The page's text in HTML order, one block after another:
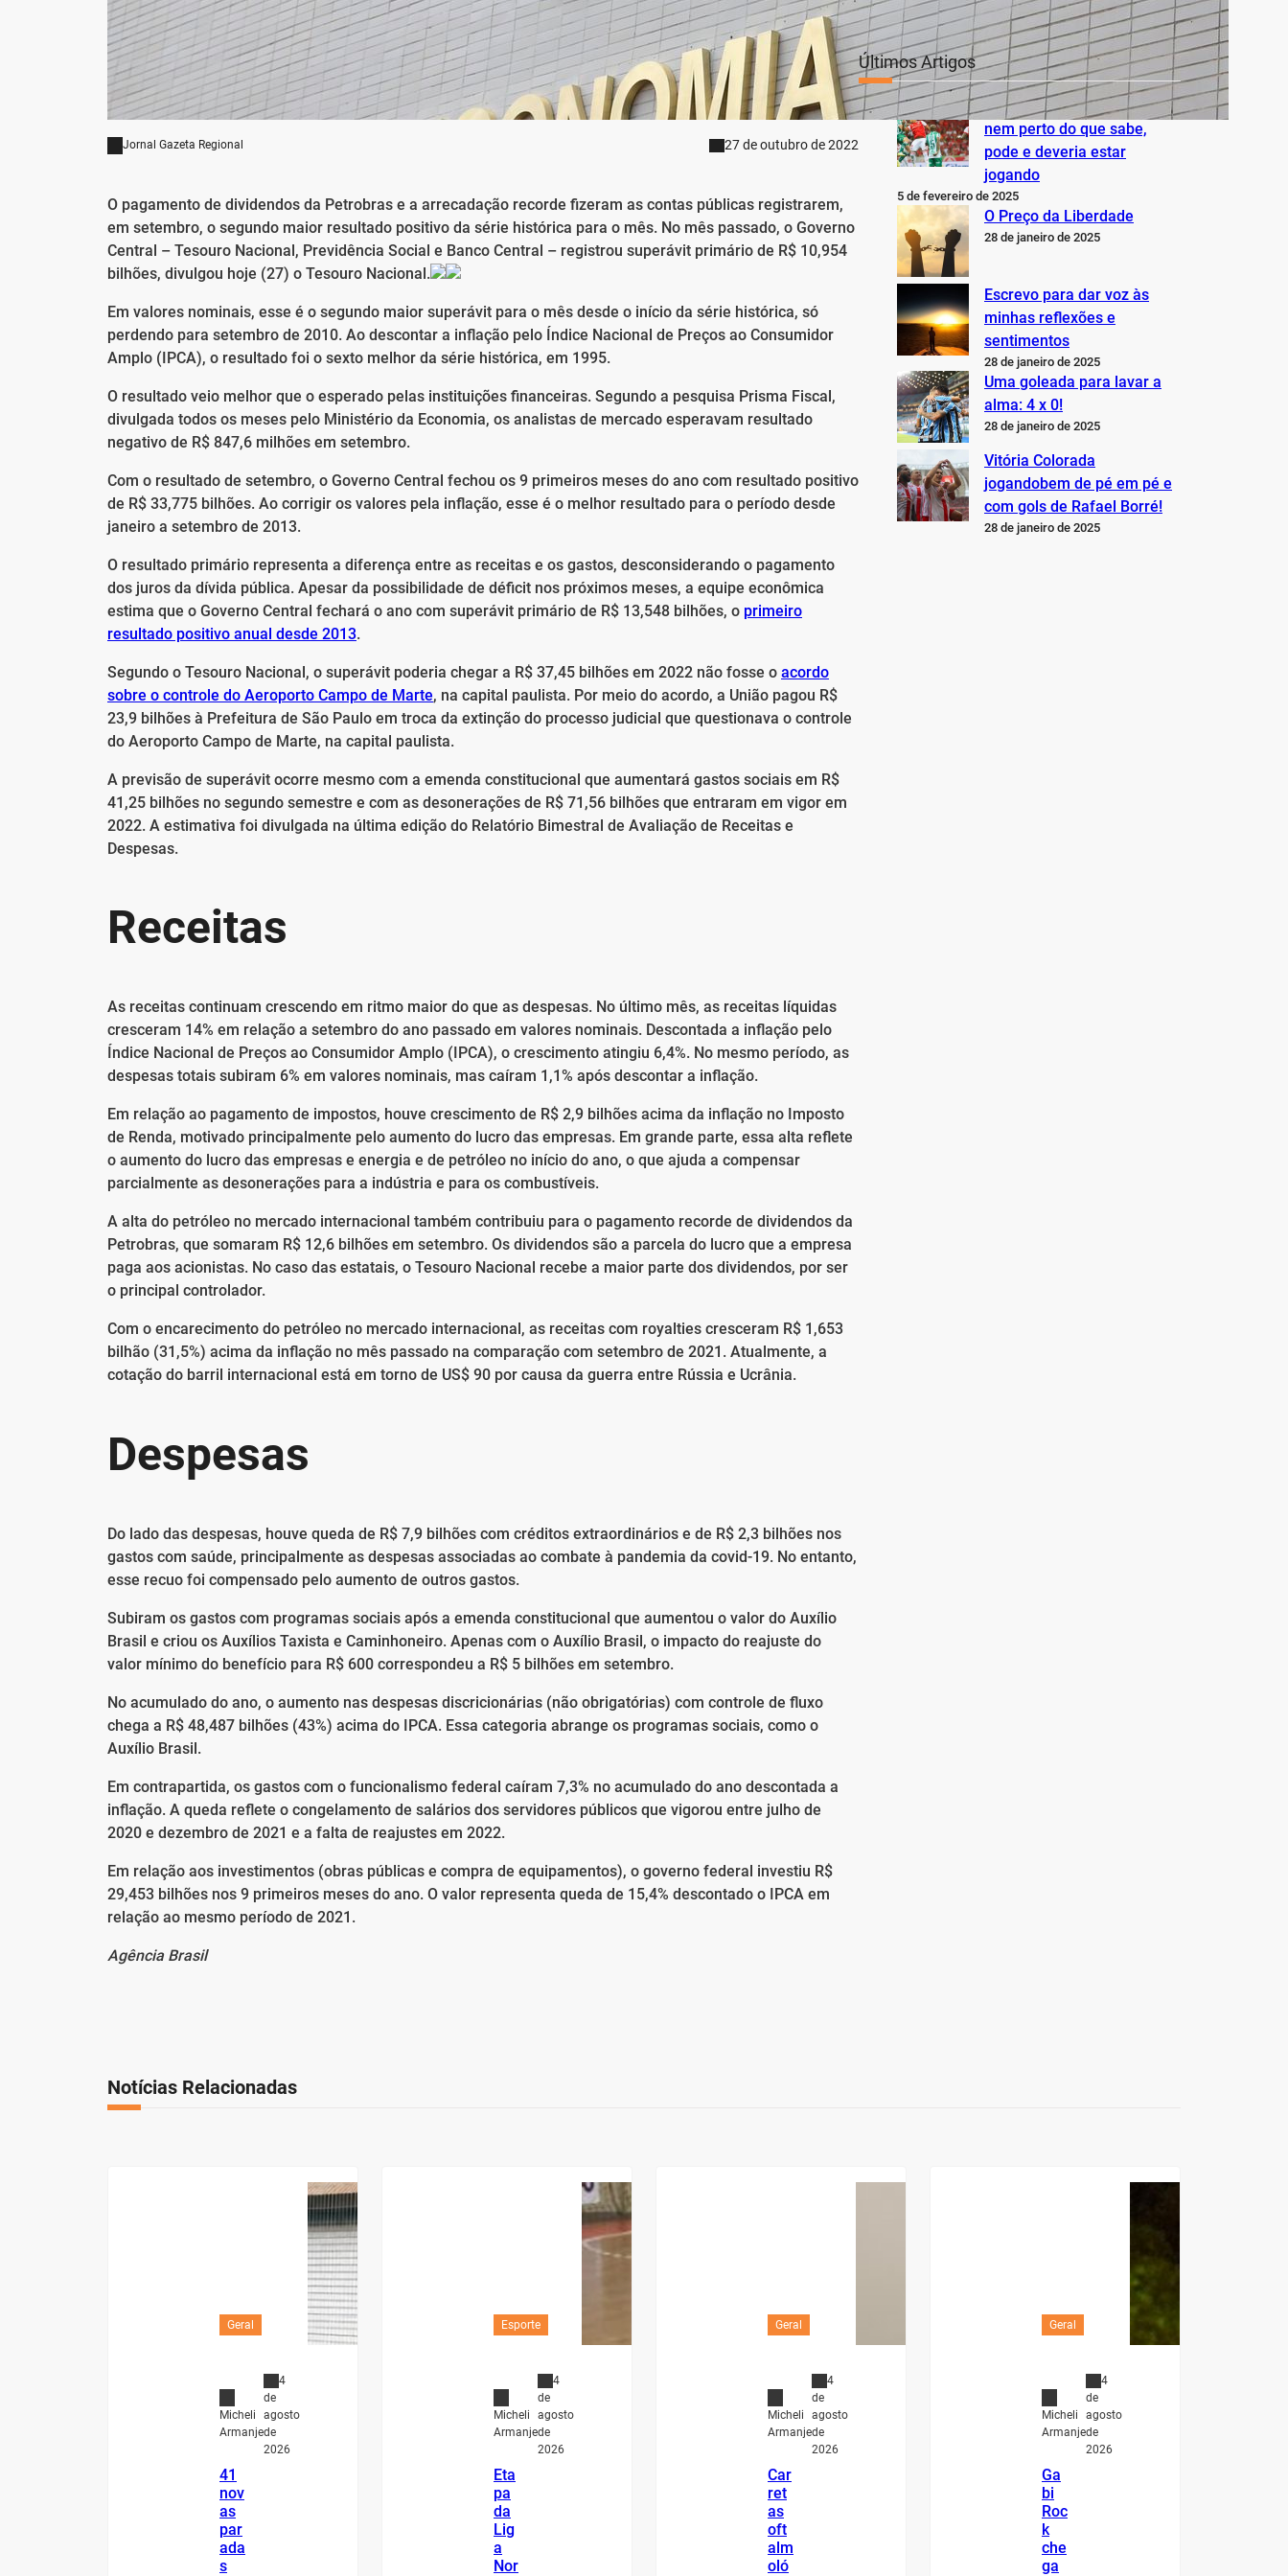
Jornal Gazeta Regional 27 de outubro de 2022
O pagamento de dividendos da Petrobras e a arrecadação recorde fizeram as contas públicas registrarem,
em setembro, o segundo maior resultado positivo da série histórica para o mês. No mês passado, o Governo
Central – Tesouro Nacional, Previdência Social e Banco Central – registrou superávit primário de R$ 10,954
bilhões, divulgou hoje (27) o Tesouro Nacional.
Em valores nominais, esse é o segundo maior superávit para o mês desde o início da série histórica, só
perdendo para setembro de 2010. Ao descontar a inflação pelo Índice Nacional de Preços ao Consumidor
Amplo (IPCA), o resultado foi o sexto melhor da série histórica, em 1995.
O resultado veio melhor que o esperado pelas instituições financeiras. Segundo a pesquisa Prisma Fiscal,
divulgada todos os meses pelo Ministério da Economia, os analistas de mercado esperavam resultado
negativo de R$ 847,6 milhões em setembro.
Com o resultado de setembro, o Governo Central fechou os 9 primeiros meses do ano com resultado positivo
de R$ 33,775 bilhões. Ao corrigir os valores pela inflação, esse é o melhor resultado para o período desde
janeiro a setembro de 2013.
O resultado primário representa a diferença entre as receitas e os gastos, desconsiderando o pagamento
dos juros da dívida pública. Apesar da possibilidade de déficit nos próximos meses, a equipe econômica
estima que o Governo Central fechará o ano com superávit primário de R$ 13,548 bilhões, o primeiro
resultado positivo anual desde 2013.
Segundo o Tesouro Nacional, o superávit poderia chegar a R$ 37,45 bilhões em 2022 não fosse o acordo
sobre o controle do Aeroporto Campo de Marte, na capital paulista. Por meio do acordo, a União pagou R$
23,9 bilhões à Prefeitura de São Paulo em troca da extinção do processo judicial que questionava o controle
do Aeroporto Campo de Marte, na capital paulista.
A previsão de superávit ocorre mesmo com a emenda constitucional que aumentará gastos sociais em R$
41,25 bilhões no segundo semestre e com as desonerações de R$ 71,56 bilhões que entraram em vigor em
2022. A estimativa foi divulgada na última edição do Relatório Bimestral de Avaliação de Receitas e
Despesas.
Receitas
As receitas continuam crescendo em ritmo maior do que as despesas. No último mês, as receitas líquidas
cresceram 14% em relação a setembro do ano passado em valores nominais. Descontada a inflação pelo
Índice Nacional de Preços ao Consumidor Amplo (IPCA), o crescimento atingiu 6,4%. No mesmo período, as
despesas totais subiram 6% em valores nominais, mas caíram 1,1% após descontar a inflação.
Em relação ao pagamento de impostos, houve crescimento de R$ 2,9 bilhões acima da inflação no Imposto
de Renda, motivado principalmente pelo aumento do lucro das empresas. Em grande parte, essa alta reflete
o aumento do lucro das empresas e energia e de petróleo no início do ano, o que ajuda a compensar
parcialmente as desonerações para a indústria e para os combustíveis.
A alta do petróleo no mercado internacional também contribuiu para o pagamento recorde de dividendos da
Petrobras, que somaram R$ 12,6 bilhões em setembro. Os dividendos são a parcela do lucro que a empresa
paga aos acionistas. No caso das estatais, o Tesouro Nacional recebe a maior parte dos dividendos, por ser
o principal controlador.
Com o encarecimento do petróleo no mercado internacional, as receitas com royalties cresceram R$ 1,653
bilhão (31,5%) acima da inflação no mês passado na comparação com setembro de 2021. Atualmente, a
cotação do barril internacional está em torno de US$ 90 por causa da guerra entre Rússia e Ucrânia.
Despesas
Do lado das despesas, houve queda de R$ 7,9 bilhões com créditos extraordinários e de R$ 2,3 bilhões nos
gastos com saúde, principalmente as despesas associadas ao combate à pandemia da covid-19. No entanto,
esse recuo foi compensado pelo aumento de outros gastos.
Subiram os gastos com programas sociais após a emenda constitucional que aumentou o valor do Auxílio
Brasil e criou os Auxílios Taxista e Caminhoneiro. Apenas com o Auxílio Brasil, o impacto do reajuste do
valor mínimo do benefício para R$ 600 correspondeu a R$ 5 bilhões em setembro.
No acumulado do ano, o aumento nas despesas discricionárias (não obrigatórias) com controle de fluxo
chega a R$ 48,487 bilhões (43%) acima do IPCA. Essa categoria abrange os programas sociais, como o
Auxílio Brasil.
Em contrapartida, os gastos com o funcionalismo federal caíram 7,3% no acumulado do ano descontada a
inflação. A queda reflete o congelamento de salários dos servidores públicos que vigorou entre julho de
2020 e dezembro de 2021 e a falta de reajustes em 2022.
Em relação aos investimentos (obras públicas e compra de equipamentos), o governo federal investiu R$
29,453 bilhões nos 9 primeiros meses do ano. O valor representa queda de 15,4% descontado o IPCA em
relação ao mesmo período de 2021.
Agência Brasil
Últimos Artigos
O Inter não está jogando
nem perto do que sabe,
pode e deveria estar
jogando
5 de fevereiro de 2025
O Preço da Liberdade
28 de janeiro de 2025
Escrevo para dar voz às
minhas reflexões e
sentimentos
28 de janeiro de 2025
Uma goleada para lavar a
alma: 4 x 0!
28 de janeiro de 2025
Vitória Colorada
jogandobem de pé em pé e
com gols de Rafael Borré!
28 de janeiro de 2025
Notícias Relacionadas
Geral
Micheli
Armanje
4
de
agosto
de
2026
41
nov
as
par
ada
s
Esporte
Micheli
Armanje
4
de
agosto
de
2026
Eta
pa
da
Lig
a
Nor
Geral
Micheli
Armanje
4
de
agosto
de
2026
Car
ret
as
oft
alm
oló
Geral
Micheli
Armanje
4
de
agosto
de
2026
Ga
bi
Roc
k
che
ga